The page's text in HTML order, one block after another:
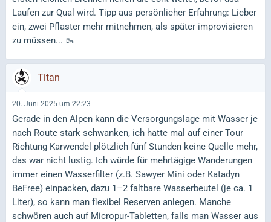
Laufen zur Qual wird. Tipp aus persönlicher Erfahrung: Lieber
ein, zwei Pflaster mehr mitnehmen, als später improvisieren
zu müssen... 🥾
Titan
20. Juni 2025 um 22:23
Gerade in den Alpen kann die Versorgungslage mit Wasser je
nach Route stark schwanken, ich hatte mal auf einer Tour
Richtung Karwendel plötzlich fünf Stunden keine Quelle mehr,
das war nicht lustig. Ich würde für mehrtägige Wanderungen
immer einen Wasserfilter (z.B. Sawyer Mini oder Katadyn
BeFree) einpacken, dazu 1–2 faltbare Wasserbeutel (je ca. 1
Liter), so kann man flexibel Reserven anlegen. Manche
schwören auch auf Micropur-Tabletten, falls man Wasser aus